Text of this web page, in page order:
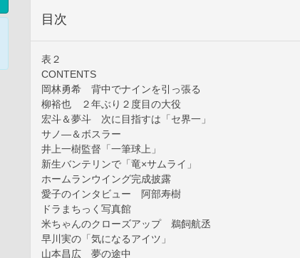
目次
表２
CONTENTS
岡林勇希 背中でナインを引っ張る
柳裕也 ２年ぶり２度目の大役
宏斗＆夢斗 次に目指すは「セ界一」
サノ―＆ボスラー
井上一樹監督「一筆球上」
新生バンテリンで「竜×サムライ」
ホームランウイング完成披露
愛子のインタビュー 阿部寿樹
ドラまちっく写真館
米ちゃんのクローズアップ 鵜飼航丞
早川実の「気になるアイツ」
山本昌広 夢の途中